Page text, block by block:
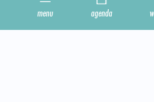
menu agenda